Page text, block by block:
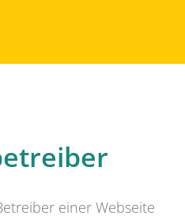
einer Webseite